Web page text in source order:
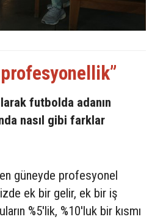
futbolda adanın
nasıl gibi farklar
güneyde profesyonel
ek bir gelir, ek bir iş
%5'lik, %10'luk bir kısmı